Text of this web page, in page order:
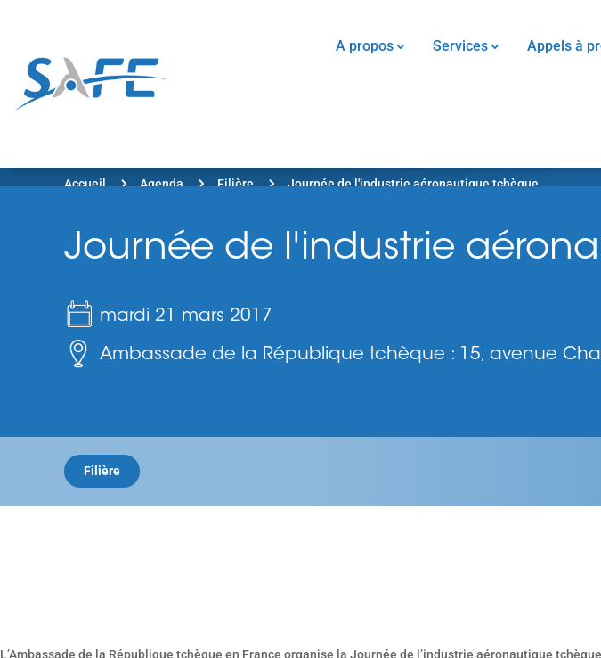
A propos Services Appels à
Accueil 5 Agenda 5 Filière 5 Journée de l'industrie aéronautique tchèque
Journée de l'industrie
mardi 21 mars 2017
Ambassade de la République tchèque : 15, avenue
Filière
L’Ambassade de la République tchèque en France organise la Journée de l’industrie aéronautique